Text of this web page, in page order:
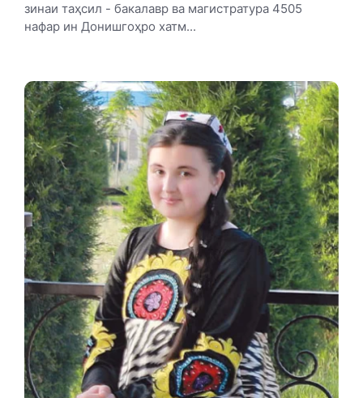
зинаи таҳсил - бакалавр ва магистратура 4505
нафар ин Донишгоҳро хатм...